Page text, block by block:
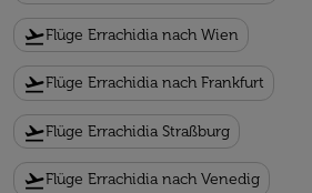
flight_takeoffFlüge Errachidia nach Wien
flight_takeoffFlüge Errachidia nach Frankfurt
flight_takeoffFlüge Errachidia Straßburg
flight_takeoffFlüge Errachidia nach Venedig